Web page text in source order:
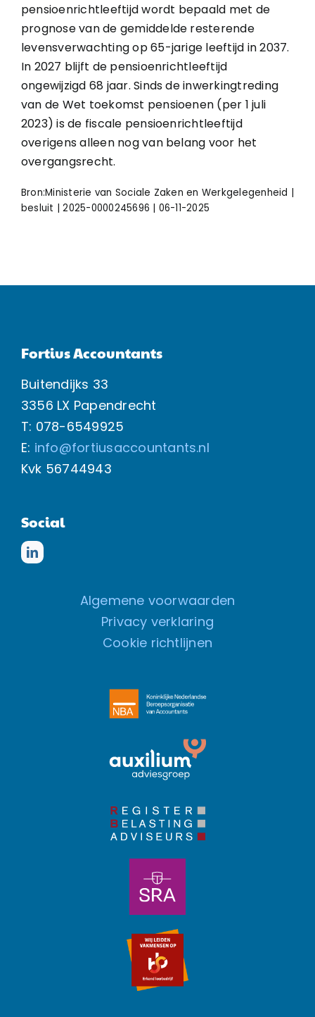
pensioenrichtleeftijd wordt bepaald met de
prognose van de gemiddelde resterende
levensverwachting op 65-jarige leeftijd in 2037.
In 2027 blijft de pensioenrichtleeftijd
ongewijzigd 68 jaar. Sinds de inwerkingtreding
van de Wet toekomst pensioenen (per 1 juli
2023) is de fiscale pensioenrichtleeftijd
overigens alleen nog van belang voor het
overgangsrecht.
Bron:Ministerie van Sociale Zaken en Werkgelegenheid |
besluit | 2025-0000245696 | 06-11-2025
Fortius Accountants
Buitendijks 33
3356 LX Papendrecht
T: 078-6549925
E: info@fortiusaccountants.nl
Kvk 56744943
Social
Algemene voorwaarden
Privacy verklaring
Cookie richtlijnen